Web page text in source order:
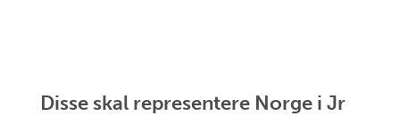
Disse skal representere Norge i Jr